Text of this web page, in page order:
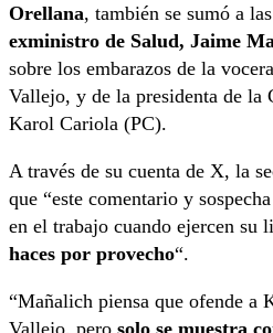
Orellana, también se sumó a
exministro de Salud, Jaime
sobre los embarazos de la
Vallejo, y de la presidenta de la
Karol Cariola (PC).
A través de su cuenta de X, la
que “este comentario y
en el trabajo cuando ejercen su
haces por provecho“.
“Mañalich piensa que ofende a
Vallejo, pero solo se muestra